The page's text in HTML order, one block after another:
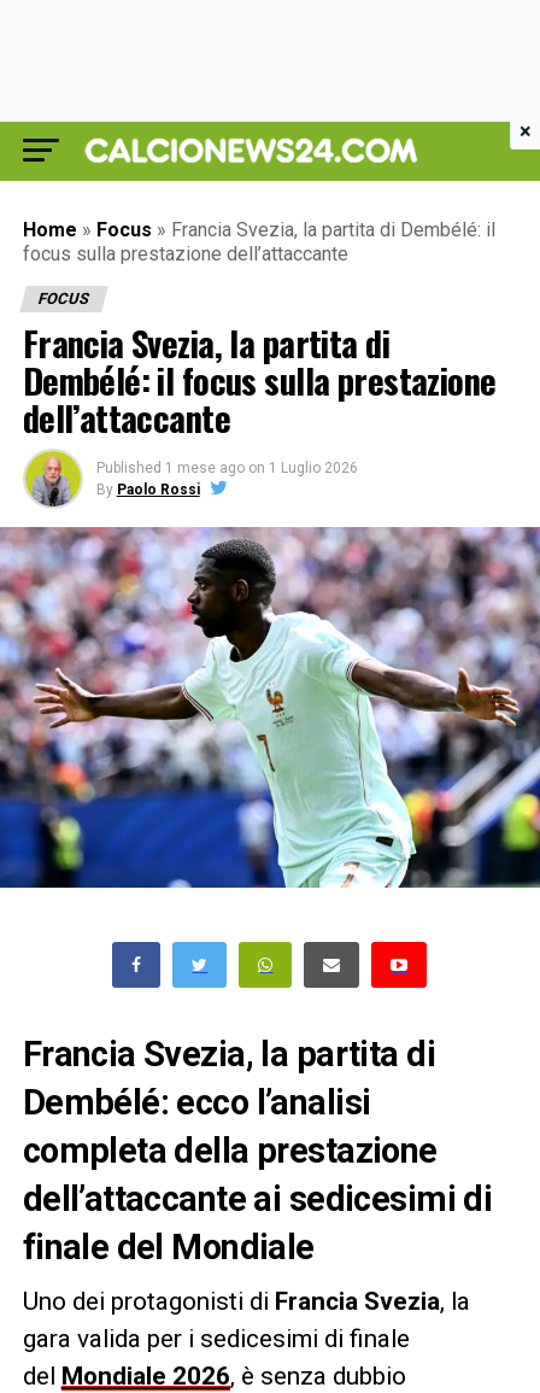
Home » Focus » Francia Svezia, la partita di Dembélé: il
focus sulla prestazione dell’attaccante
FOCUS
Francia Svezia, la partita di
Dembélé: il focus sulla prestazione
dell’attaccante
Published 1 mese ago on 1 Luglio 2026
By Paolo Rossi
Francia Svezia, la partita di
Dembélé: ecco l’analisi
completa della prestazione
dell’attaccante ai sedicesimi di
finale del Mondiale
Uno dei protagonisti di Francia Svezia, la
gara valida per i sedicesimi di finale
del
Mondiale 2026, è senza dubbio
×